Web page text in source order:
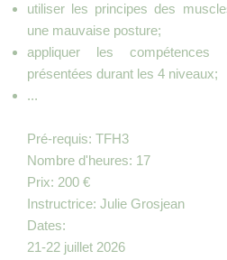
utiliser les principes des
une mauvaise posture;
appliquer les compétences
présentées durant les 4 niveaux;
...
Pré-requis: TFH3
Nombre d'heures: 17
Prix: 200 €
Instructrice: Julie Grosjean
Dates:
21-22 juillet 2026